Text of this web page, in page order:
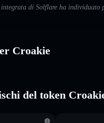
di Solflare ha individuato
Croakie
del token